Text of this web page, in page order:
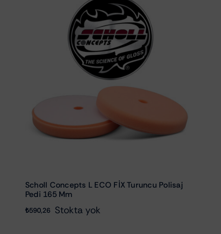
Scholl Concepts L ECO FİX Turuncu Polisaj
Pedi 165 Mm
₺590,26 Stokta yok